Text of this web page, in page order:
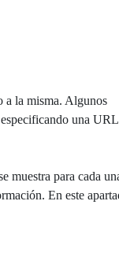
a la misma. Algunos
una URL
muestra para cada
En este